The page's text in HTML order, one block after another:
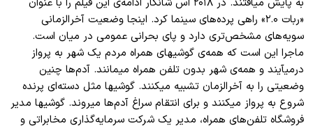
«ربات ۲.۰» راهی پرده
های سینما کرد. اینجا وضعیت آخرالزمانی
سویههای مشخصتری دارد و پای بحرانی عمومی در میان است.
ماجرا این است که همهی گوشیهای همراه مردم یک شهر به پرواز
درمیآیند و همهی شهر بدون تلفن همراه میمانند. آدمها چنین
وضعیتی را به آخرالزمان تشبیه میکنند. گوشیها مثل دستهای پرنده
شروع به پرواز میکنند و برای انتقام سراغ آدمها میروند. گوشیها مدیر
فروشگاه تلفنهای همراه، مدیر یک شرکت سرمایهگذاری مخابراتی و